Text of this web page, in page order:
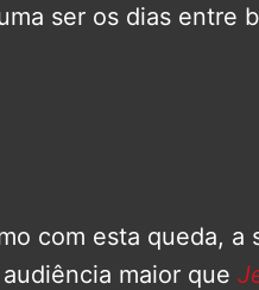
ser os dias entre
com esta queda, a
maior que